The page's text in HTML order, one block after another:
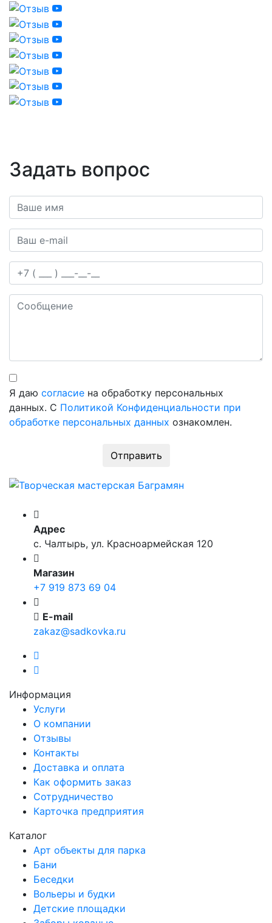
Задать вопрос
Ваше имя*
Ваш e-mail*
Телефон
Сообщение
Я даю согласие на обработку персональных
данных. С Политикой Конфиденциальности при
обработке персональных данных ознакомлен.
Отправить
Адрес
с. Чалтырь, ул. Красноармейская 120
Магазин
+7 919 873 69 04
E-mail
zakaz@sadkovka.ru
Информация
Услуги
О компании
Отзывы
Контакты
Доставка и оплата
Как оформить заказ
Сотрудничество
Карточка предприятия
Каталог
Арт объекты для парка
Бани
Беседки
Вольеры и будки
Детские площадки